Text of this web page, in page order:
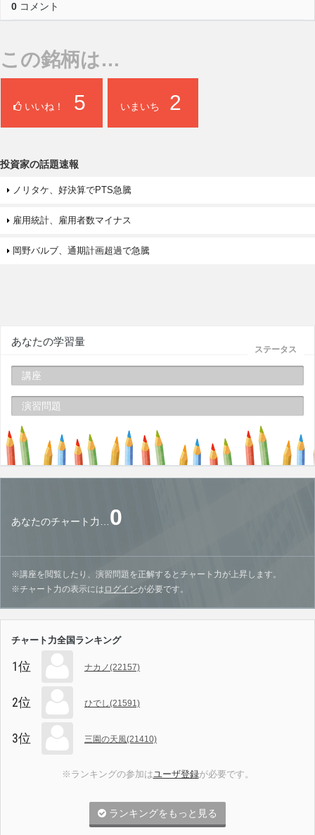
0 コメント
この銘柄は…
いいね！ 5 いまいち 2
投資家の話題速報
ノリタケ、好決算でPTS急騰
雇用統計、雇用者数マイナス
岡野バルブ、通期計画超過で急騰
ステータス
あなたの学習量
講座
演習問題
あなたのチャート力… 0
※講座を閲覧したり、演習問題を正解するとチャート力が上昇します。
※チャート力の表示には ログインが必要です。
チャート力全国ランキング
1位 ナカノ(22157)
2位 ひでし(21591)
3位 三園の天風(21410)
※ランキングの参加はユーザ登録が必要です。
ランキングをもっと見る